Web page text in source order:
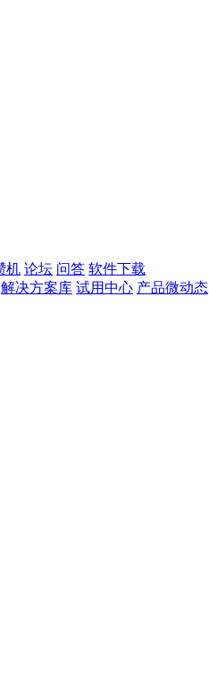
机 论坛 问答 软件下载
解决方案库 试用中心 产品微动态